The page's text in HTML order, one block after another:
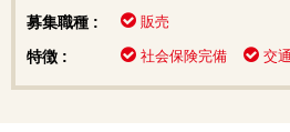
募集職種 : 販売
特徴 : 社会保険完備 交